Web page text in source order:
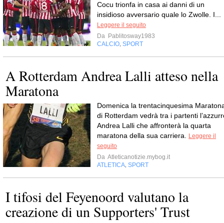
Cocu trionfa in casa ai danni di un
insidioso avversario quale lo Zwolle. I...
Leggere il seguito
Da Pablitosway1983
CALCIO SPORT
A Rotterdam Andrea Lalli atteso nella
Maratona
Domenica la trentacinquesima
di Rotterdam vedrà tra i partenti
Andrea Lalli che affronterà la quarta
maratona della sua carriera.
Leggere il
seguito
Da Atleticanotizie.mybog.it
ATLETICA SPORT
I tifosi del Feyenoord valutano la
creazione di un Supporters' Trust